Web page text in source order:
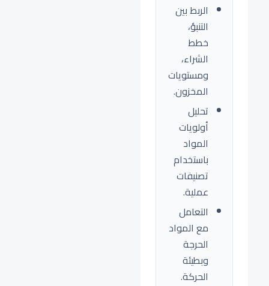
الربط بين
التنبؤ،
خطط
الشراء،
ومستويات
المخزون.
تحليل
أولويات
المواد
باستخدام
تصنيفات
عملية.
التعامل
مع المواد
الحرجة
وبطيئة
الحركة.